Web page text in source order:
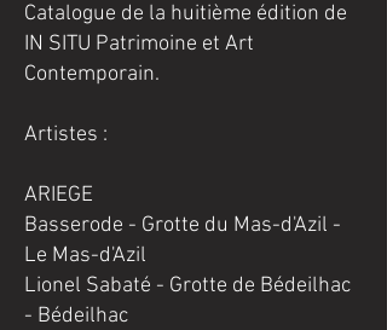
Catalogue de la huitième édition de
IN SITU Patrimoine et Art
Contemporain.
Artistes :
ARIEGE
Basserode - Grotte du Mas-d'Azil -
Le Mas-d'Azil
Lionel Sabaté - Grotte de Bédeilhac
- Bédeilhac